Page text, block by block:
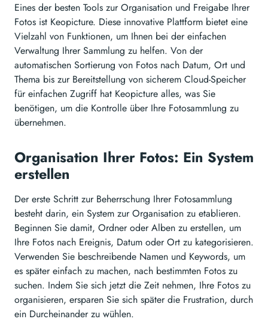
Eines der besten Tools zur Organisation und Freigabe Ihrer
Fotos ist Keopicture. Diese innovative Plattform bietet eine
Vielzahl von Funktionen, um Ihnen bei der einfachen
Verwaltung Ihrer Sammlung zu helfen. Von der
automatischen Sortierung von Fotos nach Datum, Ort und
Thema bis zur Bereitstellung von sicherem Cloud-Speicher
für einfachen Zugriff hat Keopicture alles, was Sie
benötigen, um die Kontrolle über Ihre Fotosammlung zu
übernehmen.
Organisation Ihrer Fotos: Ein System
erstellen
Der erste Schritt zur Beherrschung Ihrer Fotosammlung
besteht darin, ein System zur Organisation zu etablieren.
Beginnen Sie damit, Ordner oder Alben zu erstellen, um
Ihre Fotos nach Ereignis, Datum oder Ort zu kategorisieren.
Verwenden Sie beschreibende Namen und Keywords, um
es später einfach zu machen, nach bestimmten Fotos zu
suchen. Indem Sie sich jetzt die Zeit nehmen, Ihre Fotos zu
organisieren, ersparen Sie sich später die Frustration, durch
ein Durcheinander zu wühlen.